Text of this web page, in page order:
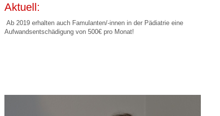
Aktuell:
Ab 2019 erhalten auch Famulanten/-innen in der Pädiatrie eine
Aufwandsentschädigung von 500€ pro Monat!